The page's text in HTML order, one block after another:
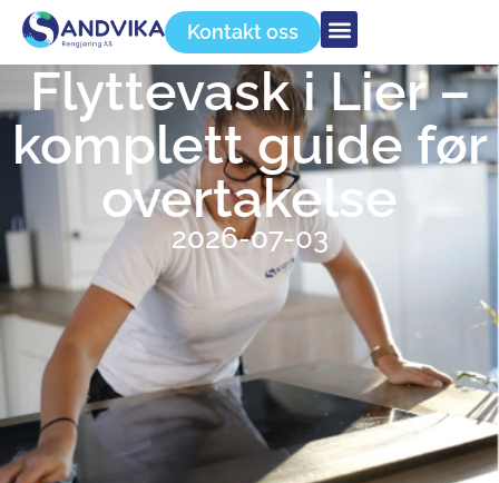
Kontakt oss
Flyttevask i Lier –
komplett guide før
overtakelse
2026-07-03